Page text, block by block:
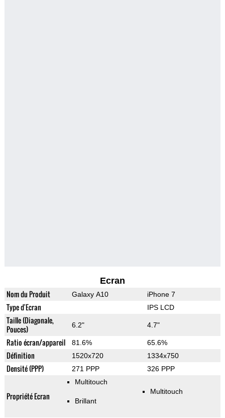
Ecran
Nom du Produit Galaxy A10 iPhone 7
Type d'Ecran IPS LCD
Taille (Diagonale,
Pouces)
6.2" 4.7"
Ratio écran/appareil 81.6% 65.6%
Définition 1520x720 1334x750
Densité (PPP) 271 PPP 326 PPP
Propriété Ecran
Multitouch
Brillant
Multitouch